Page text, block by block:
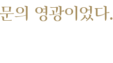
의 영광이었다.